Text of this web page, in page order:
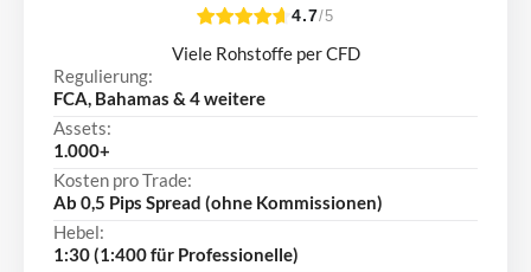
4.7/5
Viele Rohstoffe per CFD
Regulierung:
FCA, Bahamas & 4 weitere
Assets:
1.000+
Kosten pro Trade:
Ab 0,5 Pips Spread (ohne Kommissionen)
Hebel:
1:30 (1:400 für Professionelle)